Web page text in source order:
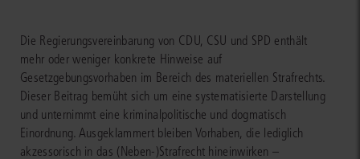
Die Regierungsvereinbarung von CDU, CSU und SPD enthält
mehr oder weniger konkrete Hinweise auf
Gesetzgebungsvorhaben im Bereich des materiellen Strafrechts.
Dieser Beitrag bemüht sich um eine systematisierte Darstellung
und unternimmt eine kriminalpolitische und dogmatisch
Einordnung. Ausgeklammert bleiben Vorhaben, die lediglich
akzessorisch in das (Neben-)Strafrecht hineinwirken –